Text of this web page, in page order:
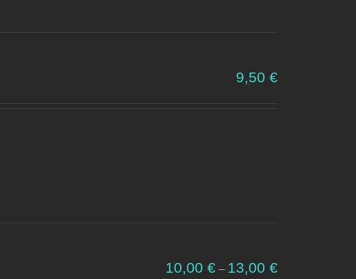
9,50 €
10,00 € – 13,00 €Cenovni